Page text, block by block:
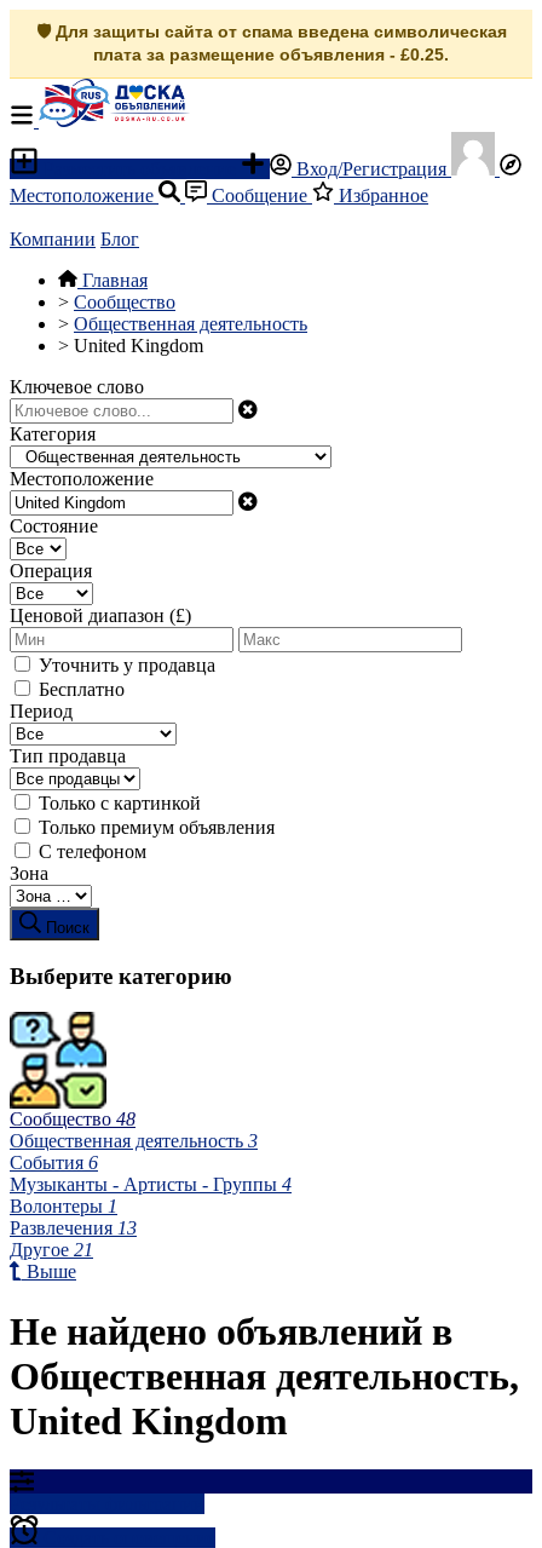
🛡️ Для защиты сайта от спама введена символическая
плата за размещение объявления - £0.25.
Вход/Регистрация
Местоположение
Сообщение Избранное
Компании Блог
Главная
> Сообщество
> Общественная деятельность
> United Kingdom
Ключевое слово
Категория
Местоположение
Состояние
Операция
Ценовой диапазон (£)
Уточнить у продавца
Бесплатно
Период
Тип продавца
Только с картинкой
Только премиум объявления
С телефоном
Зона
Поиск
Выберите категорию
Сообщество 48
Общественная деятельность 3
События 6
Музыканты - Артисты - Группы 4
Волонтеры 1
Развлечения 13
Другое 21
Выше
Не найдено объявлений в
Общественная деятельность,
United Kingdom